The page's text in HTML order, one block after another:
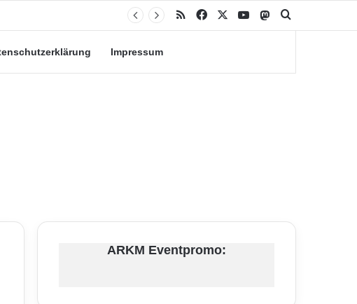
RSS Facebook YouTubeMastodon
Impressum
ARKM Eventpromo: